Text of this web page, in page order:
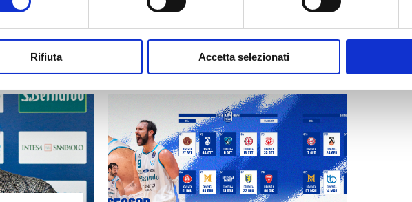
Rifiuta Accetta selezionati
IL PROGRAMMA DEL
PRECAMPIONATO